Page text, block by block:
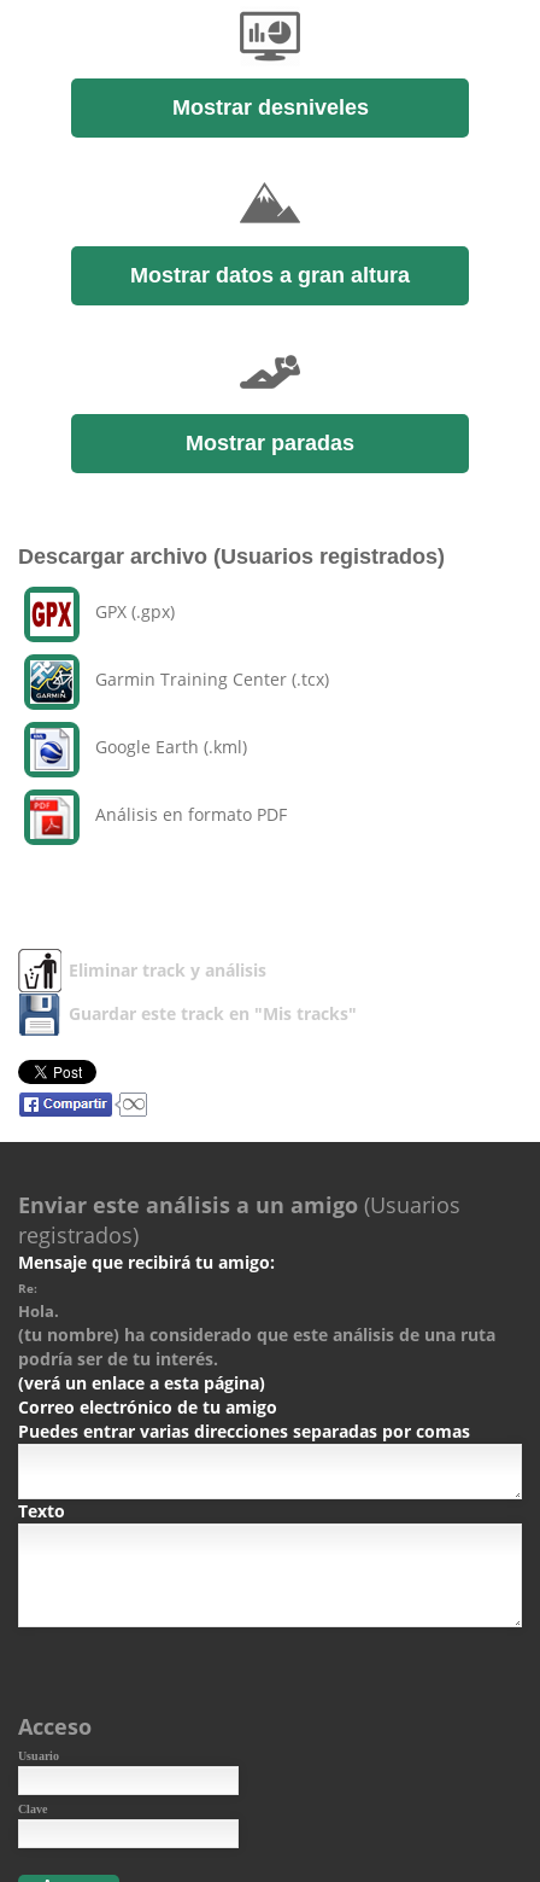
Mostrar desniveles
Mostrar datos a gran altura
Mostrar paradas
Descargar archivo (Usuarios registrados)
GPX (.gpx)
Garmin Training Center (.tcx)
Google Earth (.kml)
Análisis en formato PDF
Eliminar track y análisis
Guardar este track en "Mis tracks"
Enviar este análisis a un amigo (Usuarios
registrados)
Mensaje que recibirá tu amigo:
Re:
Hola.
(tu nombre) ha considerado que este análisis de una ruta
podría ser de tu interés.
(verá un enlace a esta página)
Correo electrónico de tu amigo
Puedes entrar varias direcciones separadas por comas
Texto
Acceso
Usuario
Clave